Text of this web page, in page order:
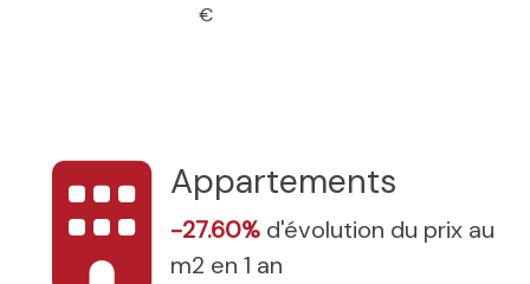
€
Appartements
-27.60% d'évolution du prix au
m2 en 1 an